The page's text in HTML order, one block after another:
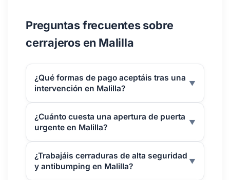
Preguntas frecuentes sobre
cerrajeros en Malilla
¿Qué formas de pago aceptáis tras una
intervención en Malilla?
▼
¿Cuánto cuesta una apertura de puerta
urgente en Malilla?
▼
¿Trabajáis cerraduras de alta seguridad
y antibumping en Malilla?
▼